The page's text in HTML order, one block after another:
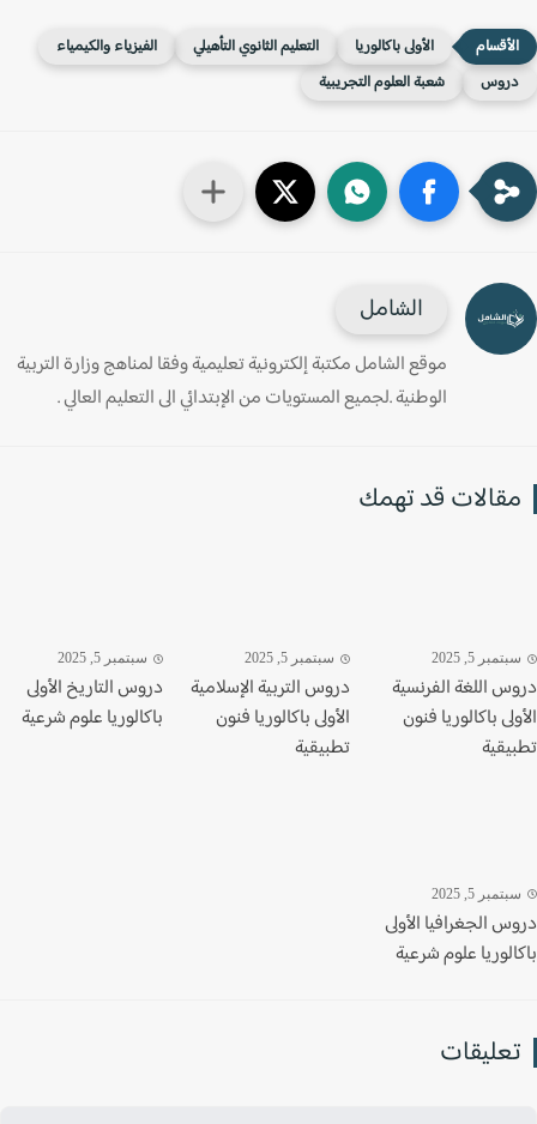
الأولى باكالوريا التعليم الثانوي التأهيلي
الفيزياء والكيمياء
شعبة العلوم التجريبية
الشامل
موقع الشامل مكتبة إلكترونية تعليمية وفقا لمناهج وزارة التربية
الوطنية .لجميع المستويات من الإبتدائي الى التعليم العالي .
قد تهمك
5, 2025
اللغة الفرنسية
باكالوريا فنون
سبتمبر 5, 2025
دروس التربية الإسلامية
الأولى باكالوريا فنون
تطبيقية
سبتمبر 5, 2025
دروس التاريخ الأولى
باكالوريا علوم شرعية
5, 2025
الجغرافيا الأولى
علوم شرعية